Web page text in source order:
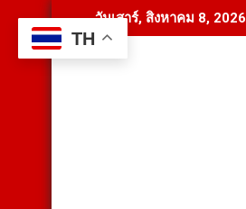
to
content
วันเสาร์, สิงหาคม 8, 2026
TH